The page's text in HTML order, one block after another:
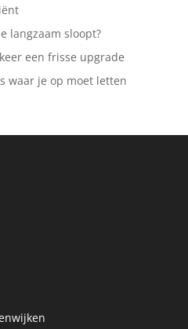
langzaam sloopt?
een frisse upgrade
waar je op moet letten